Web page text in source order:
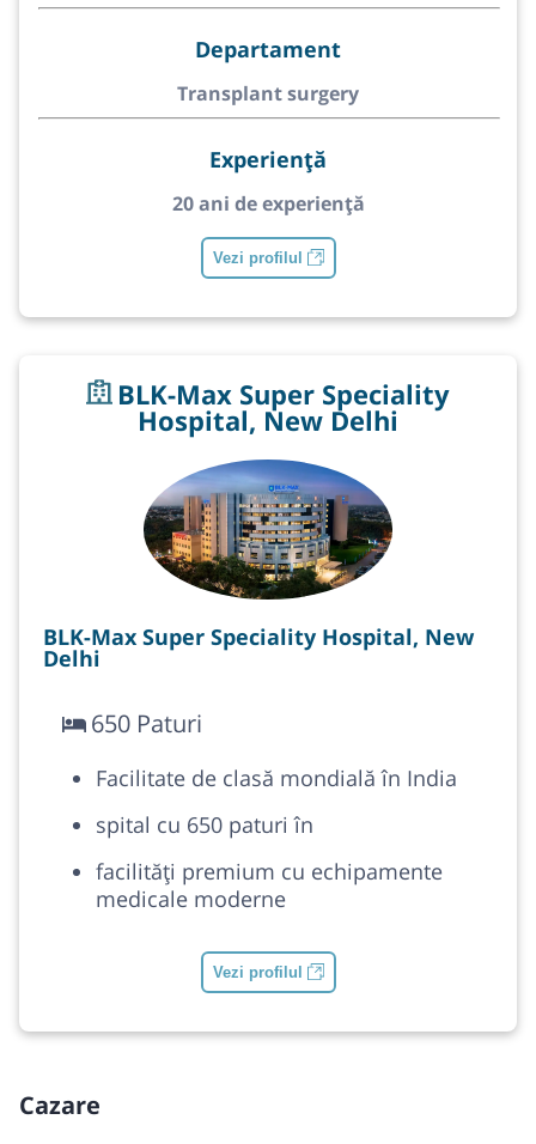
Departament
Transplant surgery
Experiență
20 ani de experiență
Vezi profilul
BLK-Max Super Speciality
Hospital, New Delhi
BLK-Max Super Speciality Hospital, New
Delhi
650 Paturi
Facilitate de clasă mondială în India
spital cu 650 paturi în
facilități premium cu echipamente
medicale moderne
Vezi profilul
Cazare